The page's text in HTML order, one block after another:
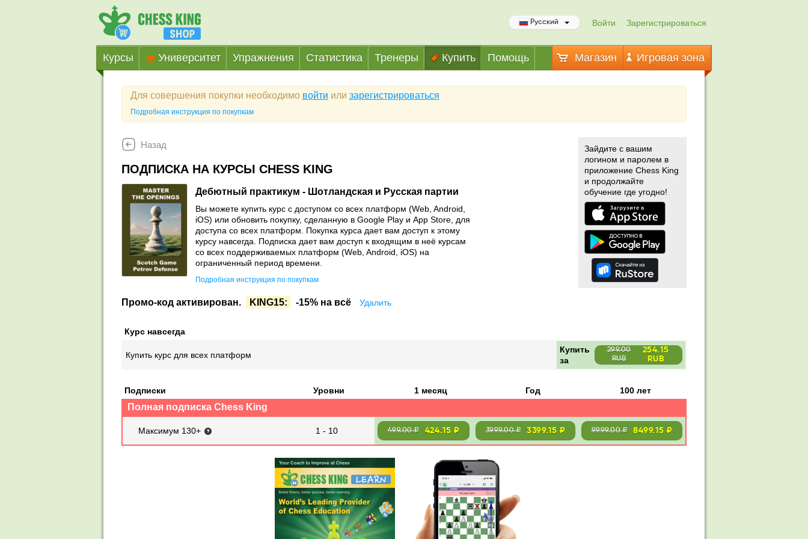
Войти Зарегистрироваться
Русский
Курсы Университет Упражнения Статистика Тренеры Купить Помощь Магазин Игровая зона
Для совершения покупки необходимо войти или зарегистрироваться
Подробная инструкция по покупкам
Зайдите с вашим
логином и паролем в
приложение Chess King
и продолжайте
обучение где угодно!
Назад
ПОДПИСКА НА КУРСЫ CHESS KING
Дебютный практикум - Шотландская и Русская партии
Вы можете купить курс с доступом со всех платформ (Web, Android,
iOS) или обновить покупку, сделанную в Google Play и App Store, для
доступа со всех платформ. Покупка курса дает вам доступ к этому
курсу навсегда. Подписка дает вам доступ к входящим в неё курсам
со всех поддерживаемых платформ (Web, Android, iOS) на
ограниченный период времени.
Подробная инструкция по покупкам
Промо-код активирован. KING15: -15% на всё Удалить
Курс навсегда
Купить курс для всех платформ
Купить
за
299.00
RUB
254.15
RUB
Подписки Уровни 1 месяц Год 100 лет
Полная подписка Chess King
Максимум 130+ 1 - 10 499.00 ₽ 424.15 ₽ 3999.00 ₽ 3399.15 ₽ 9999.00 ₽ 8499.15 ₽